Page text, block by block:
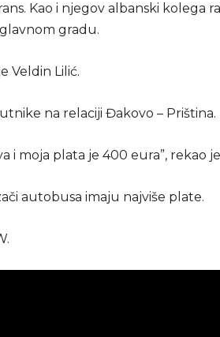
Kao i njegov albanski kolega
gradu.
Veldin Lilić.
na relaciji Đakovo – Priština.
i moja plata je 400 eura”, rekao
autobusa imaju najviše plate.